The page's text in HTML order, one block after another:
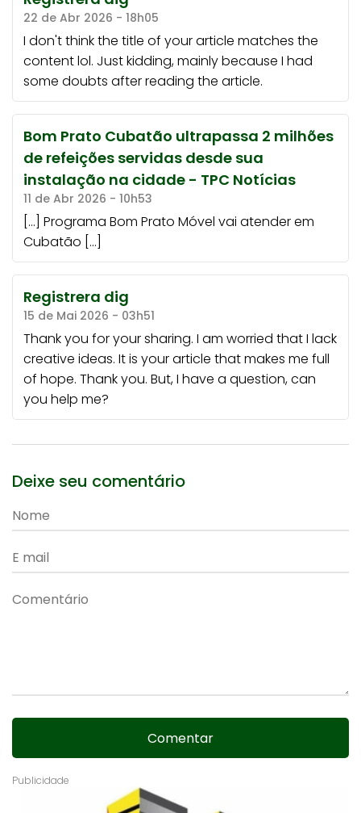
22 de Abr 2026 - 18h05
I don't think the title of your article matches the
content lol. Just kidding, mainly because I had
some doubts after reading the article.
Bom Prato Cubatão ultrapassa 2 milhões
de refeições servidas desde sua
instalação na cidade - TPC Notícias
11 de Abr 2026 - 10h53
[…] Programa Bom Prato Móvel vai atender em
Cubatão […]
Registrera dig
15 de Mai 2026 - 03h51
Thank you for your sharing. I am worried that I lack
creative ideas. It is your article that makes me full
of hope. Thank you. But, I have a question, can
you help me?
Deixe seu comentário
Comentar